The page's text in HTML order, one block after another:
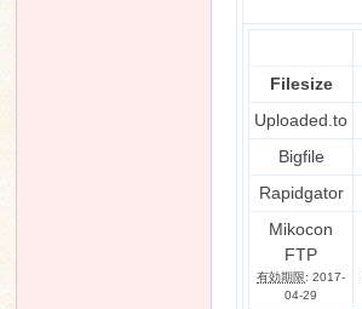
Filesize
Uploaded.to
Bigfile
Rapidgator
Mikocon
FTP
有効期限: 2017-
04-29